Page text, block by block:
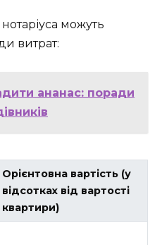
можуть
витрат:
ананас: поради
Орієнтовна вартість (у
відсотках від вартості
квартири)